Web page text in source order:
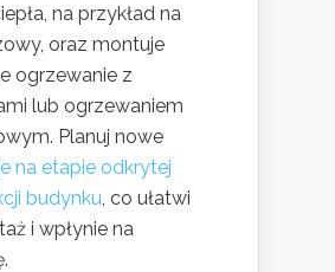
na przykład na
oraz montuje
ogrzewanie z
lub ogrzewaniem
Planuj nowe
na etapie odkrytej
budynku , co ułatwi
i wpłynie na